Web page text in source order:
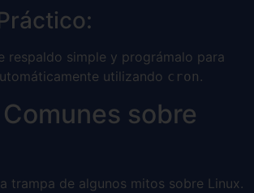
respaldo simple y prográmalo para
utilizando cron.
sobre
trampa de algunos mitos sobre Linux.